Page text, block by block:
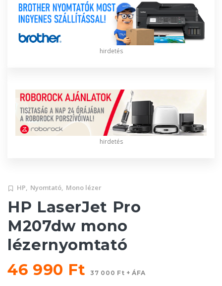
hirdetés
hirdetés
HP, Nyomtató, Mono lézer
HP LaserJet Pro
M207dw mono
lézernyomtató
46 990 Ft
37 000 Ft + ÁFA